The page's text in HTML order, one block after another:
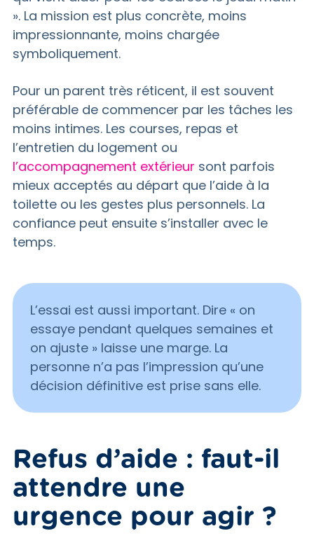
». La mission est plus concrète, moins
impressionnante, moins chargée
symboliquement.
Pour un parent très réticent, il est souvent
préférable de commencer par les tâches les
moins intimes. Les courses, repas et
l’entretien du logement ou
l’accompagnement extérieur sont parfois
mieux acceptés au départ que l’aide à la
toilette ou les gestes plus personnels. La
confiance peut ensuite s’installer avec le
temps.
L’essai est aussi important. Dire « on
essaye pendant quelques semaines et
on ajuste » laisse une marge. La
personne n’a pas l’impression qu’une
décision définitive est prise sans elle.
Refus d’aide : faut-il
attendre une
urgence pour agir ?